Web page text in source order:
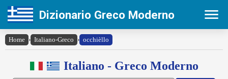
Dizionario Greco Moderno
Home › Italiano-Greco › occhièllo
Italiano - Greco Moderno